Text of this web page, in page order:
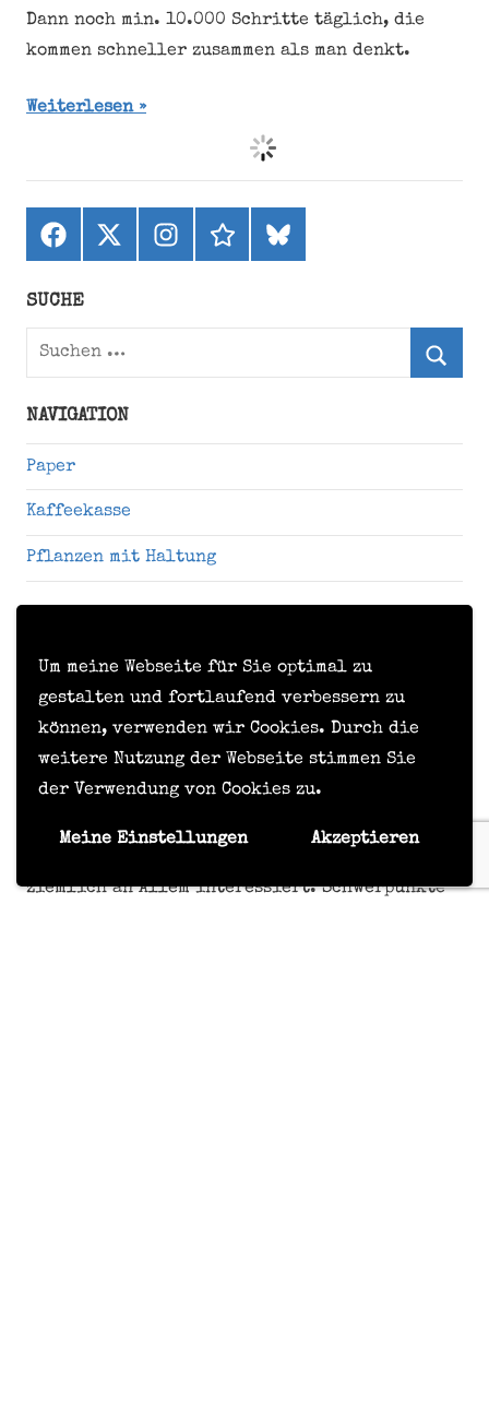
Um meine Webseite für Sie optimal zu
gestalten und fortlaufend verbessern zu
können, verwenden wir Cookies. Durch die
weitere Nutzung der Webseite stimmen Sie
der Verwendung von Cookies zu.
Meine Einstellungen Akzeptieren
Dann noch min. 10.000 Schritte täglich, die
kommen schneller zusammen als man denkt.
Weiterlesen
Facebook
X
(ehemals
Instagramthreadsbluesky
SUCHE
Suchen
nach:
NAVIGATION
Paper
Kaffeekasse
Pflanzen mit Haltung
Jahrgang 1985, als “Ossi”
geboren, im beschaulichen
Premnitz an der Havel
aufgewachsen. Natur- und
Kunstliebhaber. Seit über
ziemlich an Allem interessiert. Schwerpunkte